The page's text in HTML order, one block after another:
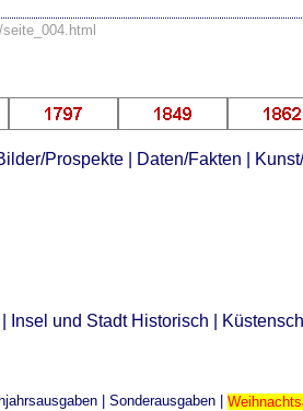
Prospekte| Daten/Fakten
Insel und Stadt Historisch
|Sonderausgaben |